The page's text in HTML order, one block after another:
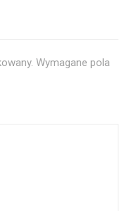
Wymagane pola